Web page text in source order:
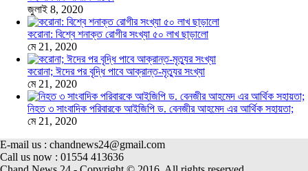
জুলাই 8, 2020
করোনা: বিশ্বে শনাক্ত রোগীর সংখ্যা ৫০ লাখ ছাড়ালো
মে 21, 2020
করোনা; ঈদের পর বৃদ্ধি পাবে আক্রান্ত-মৃত্যুর সংখ্যা
মে 21, 2020
নিহত ৩ সাংবাদিক পরিবারকে আইজিপি ড. বেনজীর আহমেদ এর আর্থিক সহায়তা;
মে 21, 2020
E-mail us : chandnews24@gmail.com
Call us now : 01554 413636